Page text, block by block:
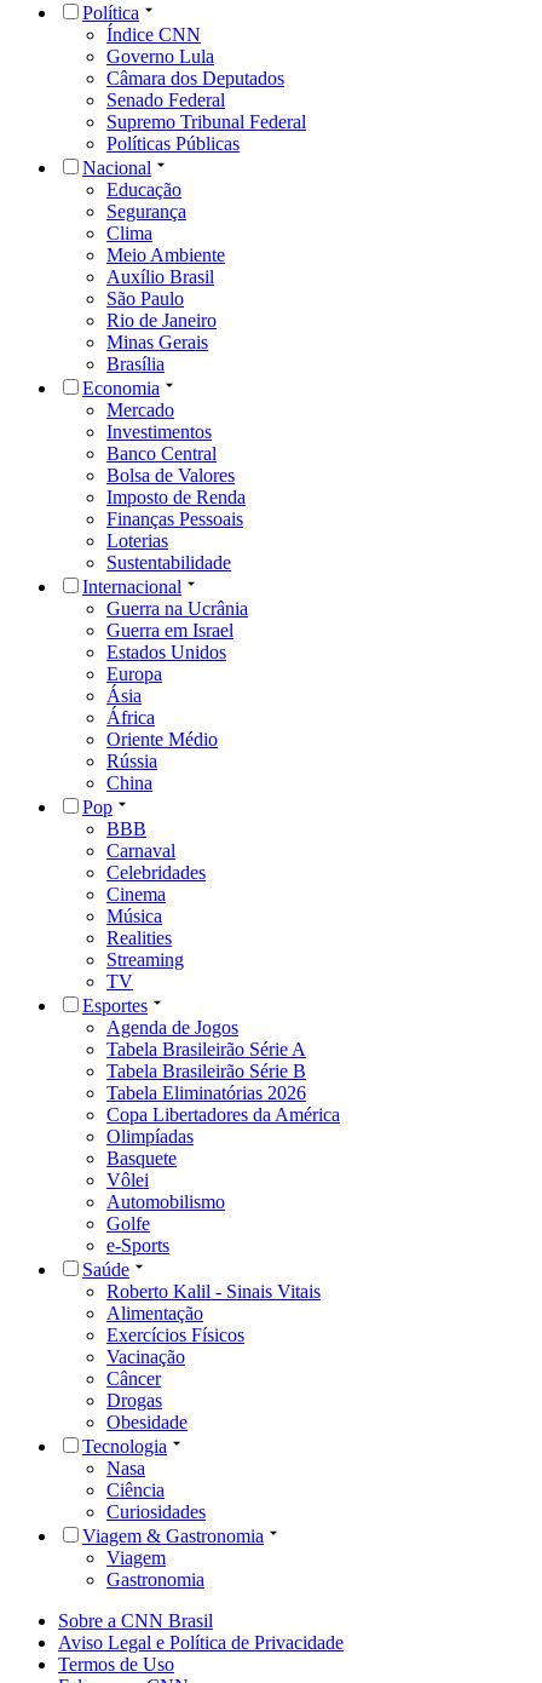
Política
Índice CNN
Governo Lula
Câmara dos Deputados
Senado Federal
Supremo Tribunal Federal
Políticas Públicas
Nacional
Educação
Segurança
Clima
Meio Ambiente
Auxílio Brasil
São Paulo
Rio de Janeiro
Minas Gerais
Brasília
Economia
Mercado
Investimentos
Banco Central
Bolsa de Valores
Imposto de Renda
Finanças Pessoais
Loterias
Sustentabilidade
Internacional
Guerra na Ucrânia
Guerra em Israel
Estados Unidos
Europa
Ásia
África
Oriente Médio
Rússia
China
Pop
BBB
Carnaval
Celebridades
Cinema
Música
Realities
Streaming
TV
Esportes
Agenda de Jogos
Tabela Brasileirão Série A
Tabela Brasileirão Série B
Tabela Eliminatórias 2026
Copa Libertadores da América
Olimpíadas
Basquete
Vôlei
Automobilismo
Golfe
e-Sports
Saúde
Roberto Kalil - Sinais Vitais
Alimentação
Exercícios Físicos
Vacinação
Câncer
Drogas
Obesidade
Tecnologia
Nasa
Ciência
Curiosidades
Viagem & Gastronomia
Viagem
Gastronomia
Sobre a CNN Brasil
Aviso Legal e Política de Privacidade
Termos de Uso